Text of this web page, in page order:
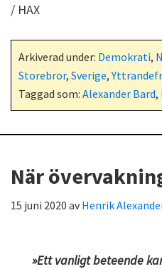
/ HAX
Arkiverad under: Demokrati,
Storebror, Sverige,
Taggad som: Alexander Bard,
När
15 juni 2020 avHenrik
»Ett vanligt beteende